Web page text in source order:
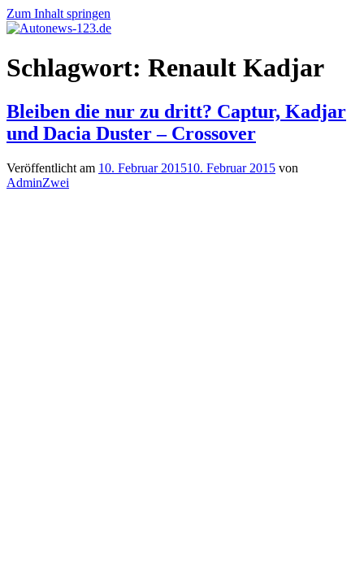
Zum Inhalt springen
Autonews-
123.de
Autonews
mit
Schlagwort: Renault Kadjar
Bleiben die nur zu dritt? Captur, Kadjar
und Dacia Duster – Crossover
Veröffentlicht am 10. Februar 201510. Februar 2015 von
AdminZwei